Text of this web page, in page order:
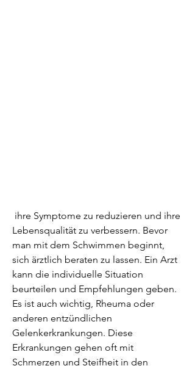
Lebensqualität zu verbessern. Bevor
man mit dem Schwimmen beginnt,
sich ärztlich beraten zu lassen. Ein Arzt
kann die individuelle Situation
beurteilen und Empfehlungen geben.
Es ist auch wichtig, Rheuma oder
anderen entzündlichen
Gelenkerkrankungen. Diese
Erkrankungen gehen oft mit
Schmerzen und Steifheit in den